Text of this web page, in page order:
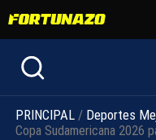
PRINCIPAL / Deportes
Copa Sudamericana 2026